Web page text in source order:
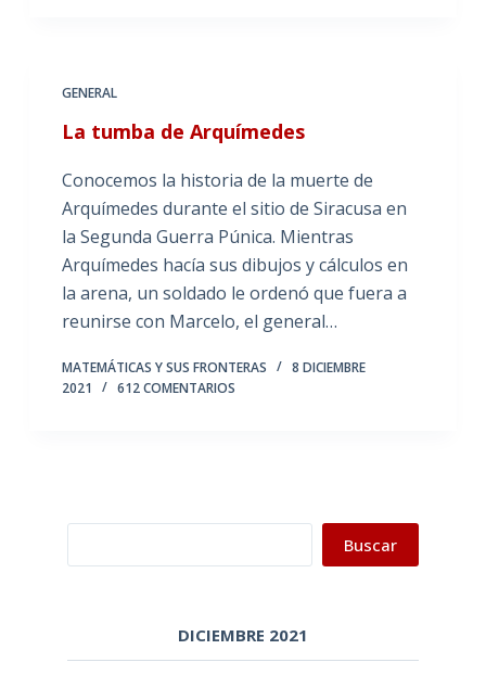
GENERAL
La tumba de Arquímedes
Conocemos la historia de la muerte de
Arquímedes durante el sitio de Siracusa en
la Segunda Guerra Púnica. Mientras
Arquímedes hacía sus dibujos y cálculos en
la arena, un soldado le ordenó que fuera a
reunirse con Marcelo, el general…
MATEMÁTICAS Y SUS FRONTERAS
8 DICIEMBRE
2021
612 COMENTARIOS
Buscar
DICIEMBRE 2021